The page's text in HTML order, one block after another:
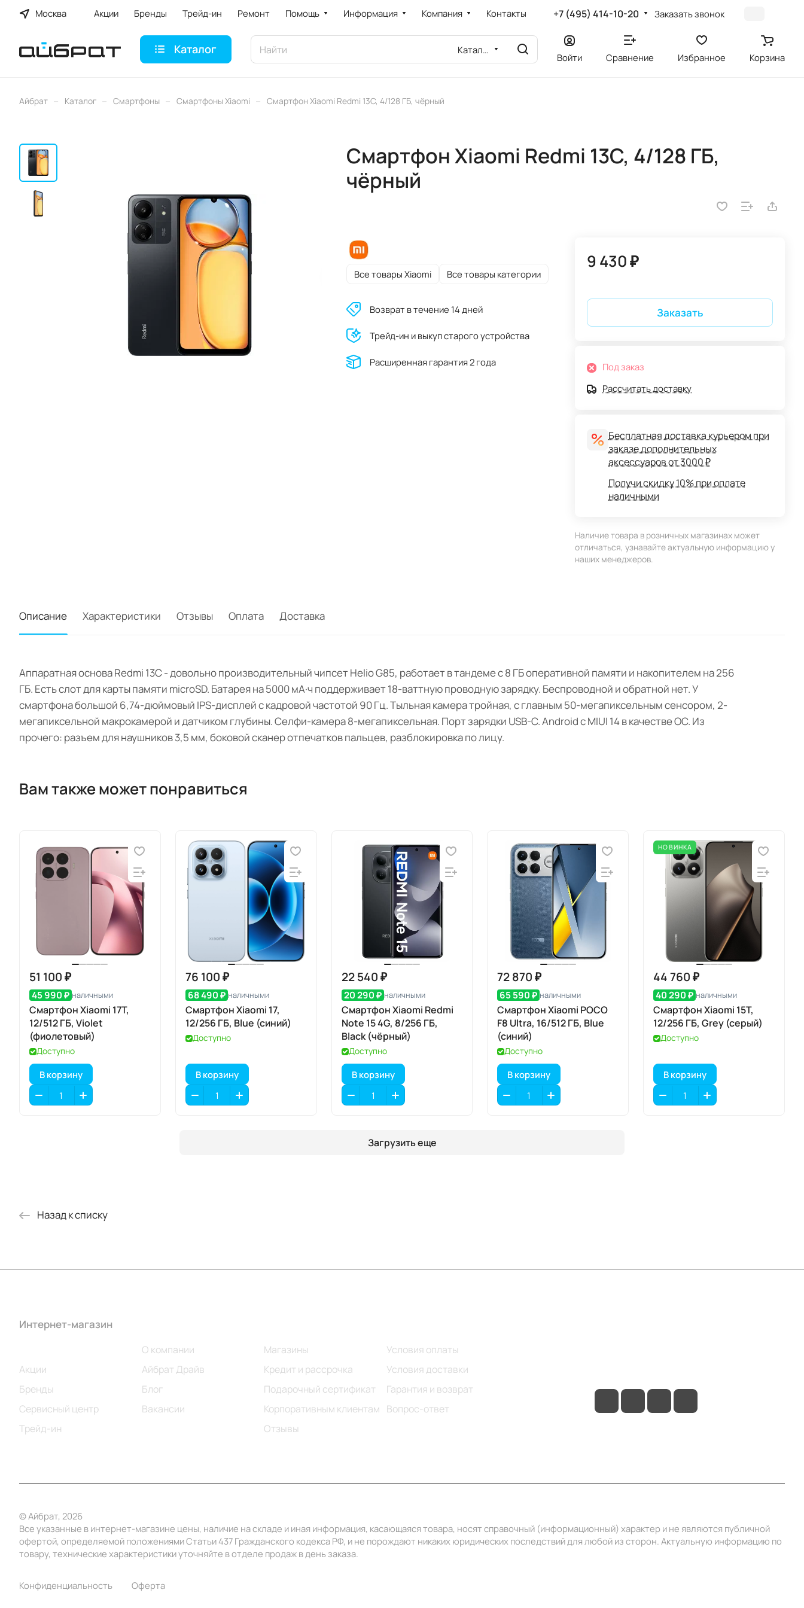
Москва Акции Бренды Трейд-ин Ремонт Помощь Информация Компания Контакты +7 (495) 414-10-20 Заказать звонок
Каталог Каталог
Войти Сравнение Избранное Корзина
Айбрат – Каталог – Смартфоны – Смартфоны Xiaomi – Смартфон Xiaomi Redmi 13C, 4/128 ГБ, чёрный
Смартфон Xiaomi Redmi 13C, 4/128 ГБ,
чёрный
Все товары Xiaomi Все товары категории
Возврат в течение 14 дней
Трейд-ин и выкуп старого устройства
Расширенная гарантия 2 года
9 430 ₽
Заказать
Под заказ
Рассчитать доставку
Бесплатная доставка курьером при
заказе дополнительных
аксессуаров от 3000 ₽
Получи скидку 10% при оплате
наличными
Наличие товара в розничных магазинах может
отличаться, узнавайте актуальную информацию у
наших менеджеров.
Описание Характеристики Отзывы Оплата Доставка
Аппаратная основа Redmi 13C - довольно производительный чипсет Helio G85, работает в тандеме c 8 ГБ оперативной памяти и накопителем на 256
ГБ. Есть слот для карты памяти microSD. Батарея на 5000 мА·ч поддерживает 18-ваттную проводную зарядку. Беспроводной и обратной нет. У
смартфона большой 6,74-дюймовый IPS-дисплей с кадровой частотой 90 Гц. Тыльная камера тройная, с главным 50-мегапиксельным сенсором, 2-
мегапиксельной макрокамерой и датчиком глубины. Селфи-камера 8-мегапиксельная. Порт зарядки USB-C. Android с MIUI 14 в качестве OC. Из
прочего: разъем для наушников 3,5 мм, боковой сканер отпечатков пальцев, разблокировка по лицу.
Вам также может понравиться
51 100 ₽
45 990 ₽ наличными
Смартфон Xiaomi 17T,
12/512 ГБ, Violet
(фиолетовый)
Доступно
В корзину
76 100 ₽
68 490 ₽ наличными
Смартфон Xiaomi 17,
12/256 ГБ, Blue (синий)
Доступно
В корзину
22 540 ₽
20 290 ₽ наличными
Смартфон Xiaomi Redmi
Note 15 4G, 8/256 ГБ,
Black (чёрный)
Доступно
В корзину
72 870 ₽
65 590 ₽ наличными
Смартфон Xiaomi POCO
F8 Ultra, 16/512 ГБ, Blue
(синий)
Доступно
В корзину
НОВИНКА
44 760 ₽
40 290 ₽ наличными
Смартфон Xiaomi 15T,
12/256 ГБ, Grey (серый)
Доступно
В корзину
Загрузить еще
Назад к списку
Интернет-магазин
Акции
Бренды
Сервисный центр
Трейд-ин
О компании
Айбрат Драйв
Блог
Вакансии
Магазины
Кредит и рассрочка
Подарочный сертификат
Корпоративным клиентам
Отзывы
Условия оплаты
Условия доставки
Гарантия и возврат
Вопрос-ответ
© Айбрат, 2026
Все указанные в интернет-магазине цены, наличие на складе и иная информация, касающаяся товара, носят справочный (информационный) характер и не являются публичной
офертой, определяемой положениями Статьи 437 Гражданского кодекса РФ, и не порождают никаких юридических последствий для любой из сторон. Актуальную информацию по
товару, технические характеристики уточняйте в отделе продаж в день заказа.
Конфиденциальность Оферта